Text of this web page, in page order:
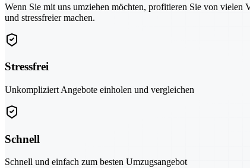
Wenn Sie mit uns umziehen möchten, profitieren Sie von
und stressfreier machen.
Stressfrei
Unkompliziert Angebote einholen und vergleichen
Schnell
Schnell und einfach zum besten Umzugsangebot